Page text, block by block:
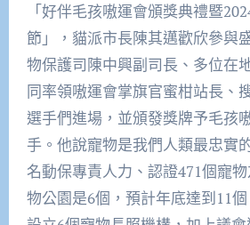
「好伴毛孩嗷運會頒獎典禮暨
節」，貓派市長陳其邁歡欣參與
物保護司陳中興副司長、多位在
同率領嗷運會掌旗官蜜柑站長、
選手們進場，並頒發獎牌予毛孩
手。他說寵物是我們人類最忠實
名動保專責人力、認證471個寵
物公園是6個，預計年底達到11